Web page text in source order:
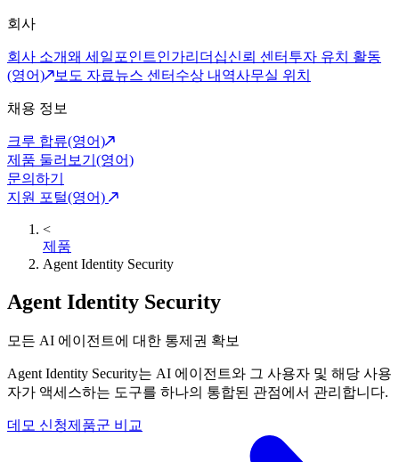
회사
회사 소개왜 세일포인트인가리더십신뢰 센터 투자 유치 활동
(영어)
보도 자료뉴스 센터 수상 내역사무실 위치
채용 정보
크루 합류(영어)
제품 둘러보기(영어)
문의하기
지원 포털(영어)
<
제품
Agent Identity Security
Agent Identity Security
모든 AI 에이전트에 대한 통제권 확보
Agent Identity Security는 AI 에이전트와 그 사용자 및 해당 사용
자가 액세스하는 도구를 하나의 통합된 관점에서 관리합니다.
데모 신청제품군 비교